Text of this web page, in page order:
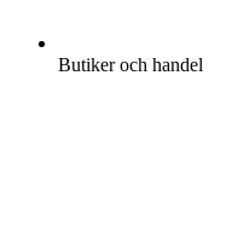
Butiker och handel